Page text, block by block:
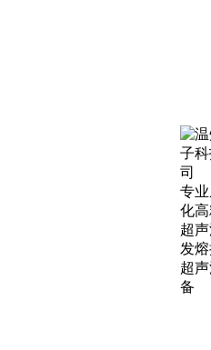
专
化
超
发
超
备